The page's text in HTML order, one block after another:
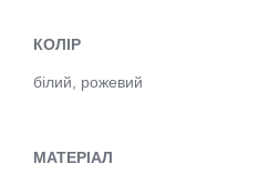
КОЛІР
білий, рожевий
МАТЕРІАЛ